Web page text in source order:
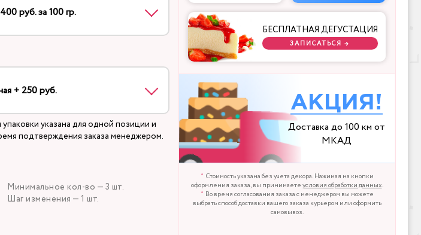
руб. за 100 гр.
+ 250 руб.
указана для одной позиции и
подтверждения заказа менеджером.
Минимальное кол-во — 3 шт.
Шаг изменения — 1 шт.
БЕСПЛАТНАЯ ДЕГУСТАЦИЯ
ЗАПИСАТЬСЯ →
АКЦИЯ!
Доставка до 100 км от
МКАД
Стоимость указана без учета декора. Нажимая на кнопки
оформления заказа, вы принимаетеусловия обработки данных.
Во время согласования заказа с менеджером вы можете
выбрать способ доставки вашего заказа курьером или оформить
самовывоз.